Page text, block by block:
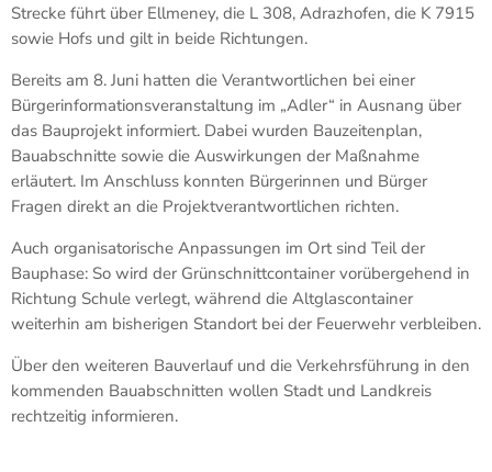
Strecke führt über Ellmeney, die L 308, Adrazhofen, die K 7915
sowie Hofs und gilt in beide Richtungen.
Bereits am 8. Juni hatten die Verantwortlichen bei einer
Bürgerinformationsveranstaltung im „Adler“ in Ausnang über
das Bauprojekt informiert. Dabei wurden Bauzeitenplan,
Bauabschnitte sowie die Auswirkungen der Maßnahme
erläutert. Im Anschluss konnten Bürgerinnen und Bürger
Fragen direkt an die Projektverantwortlichen richten.
Auch organisatorische Anpassungen im Ort sind Teil der
Bauphase: So wird der Grünschnittcontainer vorübergehend in
Richtung Schule verlegt, während die Altglascontainer
weiterhin am bisherigen Standort bei der Feuerwehr verbleiben.
Über den weiteren Bauverlauf und die Verkehrsführung in den
kommenden Bauabschnitten wollen Stadt und Landkreis
rechtzeitig informieren.